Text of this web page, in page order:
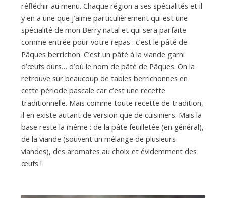
réfléchir au menu. Chaque région a ses spécialités et il
y en a une que j’aime particulièrement qui est une
spécialité de mon Berry natal et qui sera parfaite
comme entrée pour votre repas : c’est le pâté de
Pâques berrichon. C’est un pâté à la viande garni
d’œufs durs… d’où le nom de pâté de Pâques. On la
retrouve sur beaucoup de tables berrichonnes en
cette période pascale car c’est une recette
traditionnelle. Mais comme toute recette de tradition,
il en existe autant de version que de cuisiniers. Mais la
base reste la même : de la pâte feuilletée (en général),
de la viande (souvent un mélange de plusieurs
viandes), des aromates au choix et évidemment des
œufs !